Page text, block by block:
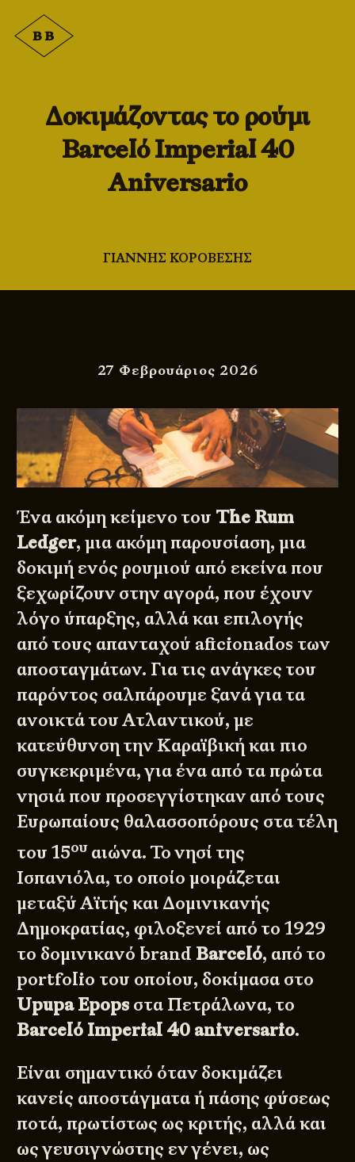
Δοκιμάζοντας το ρούμι
Barceló Imperial 40
Aniversario
ΓΙΑΝΝΗΣ ΚΟΡΟΒΕΣΗΣ
27 Φεβρουάριος 2026
Ένα ακόμη κείμενο του The Rum
Ledger, μια ακόμη παρουσίαση, μια
δοκιμή ενός ρουμιού από εκείνα που
ξεχωρίζουν στην αγορά, που έχουν
λόγο ύπαρξης, αλλά και επιλογής
από τους απανταχού aficionados των
αποσταγμάτων. Για τις ανάγκες του
παρόντος σαλπάρουμε ξανά για τα
ανοικτά του Ατλαντικού, με
κατεύθυνση την Καραϊβική και πιο
συγκεκριμένα, για ένα από τα πρώτα
νησιά που προσεγγίστηκαν από τους
Ευρωπαίους θαλασσοπόρους στα τέλη
του 15ουαιώνα. Το νησί της
Ισπανιόλα, το οποίο μοιράζεται
μεταξύ Αϊτής και Δομινικανής
Δημοκρατίας, φιλοξενεί από το 1929
το δομινικανό brand Barceló, από το
portfolio του οποίου, δοκίμασα στο
Upupa Epops στα Πετράλωνα, το
Barceló Imperial 40 aniversario.
Είναι σημαντικό όταν δοκιμάζει
κανείς αποστάγματα ή πάσης φύσεως
ποτά, πρωτίστως ως κριτής, αλλά και
ως γευσιγνώστης εν γένει, ως